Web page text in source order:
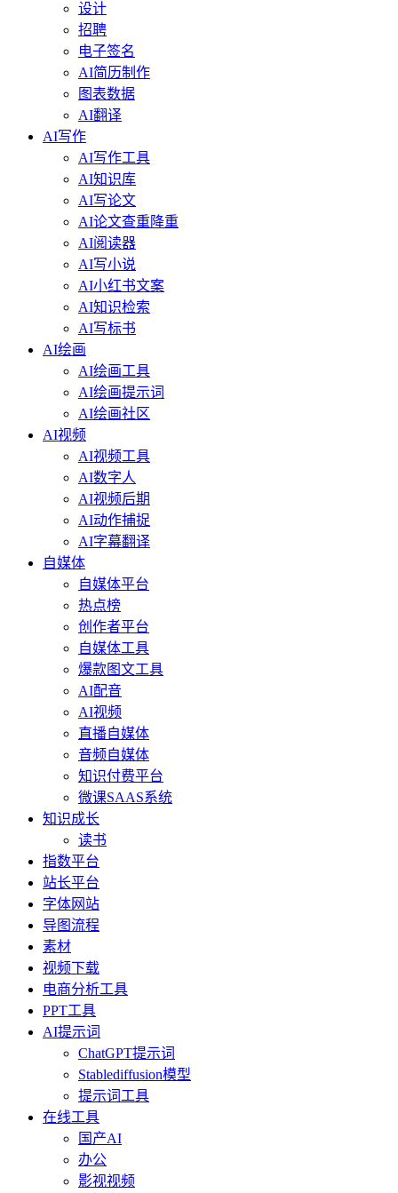
设计
招聘
电子签名
AI简历制作
图表数据
AI翻译
AI写作
AI写作工具
AI知识库
AI写论文
AI论文查重降重
AI阅读器
AI写小说
AI小红书文案
AI知识检索
AI写标书
AI绘画
AI绘画工具
AI绘画提示词
AI绘画社区
AI视频
AI视频工具
AI数字人
AI视频后期
AI动作捕捉
AI字幕翻译
自媒体
自媒体平台
热点榜
创作者平台
自媒体工具
爆款图文工具
AI配音
AI视频
直播自媒体
音频自媒体
知识付费平台
微课SAAS系统
知识成长
读书
指数平台
站长平台
字体网站
导图流程
素材
视频下载
电商分析工具
PPT工具
AI提示词
ChatGPT提示词
Stablediffusion模型
提示词工具
在线工具
国产AI
办公
影视视频